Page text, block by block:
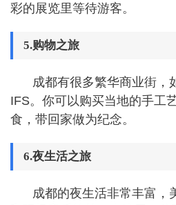
彩的展览里等待游客。
5.购物之旅
成都有很多繁华商业街，
IFS。你可以购买当地的手工
食，带回家做为纪念。
6.夜生活之旅
成都的夜生活非常丰富，